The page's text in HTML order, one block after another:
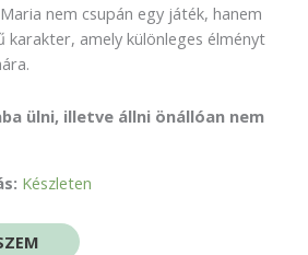
nem csupán egy játék, hanem
karakter, amely különleges élményt
ülni, illetve állni önállóan nem
Készleten